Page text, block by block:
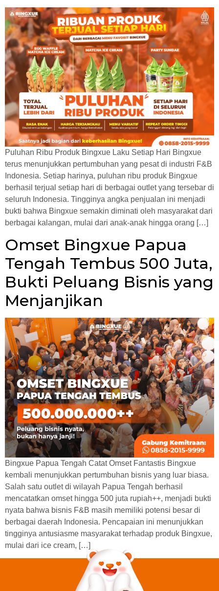
Puluhan Ribu Produk Bingxue Laku Setiap Hari Bingxue
terus menunjukkan pertumbuhan yang pesat di industri F&B
Indonesia. Setiap harinya, puluhan ribu produk Bingxue
berhasil terjual setiap hari di berbagai outlet yang tersebar di
seluruh Indonesia. Tingginya angka penjualan ini menjadi
bukti bahwa Bingxue semakin diminati oleh masyarakat dari
berbagai kalangan, mulai dari anak-anak hingga orang […]
Omset Bingxue Papua
Tengah Tembus 500 Juta,
Bukti Peluang Bisnis yang
Menjanjikan
Bingxue Papua Tengah Catat Omset Fantastis Bingxue
kembali menunjukkan pertumbuhan bisnis yang luar biasa.
Salah satu outlet di wilayah Papua Tengah berhasil
mencatatkan omset hingga 500 juta rupiah++, menjadi bukti
nyata bahwa bisnis F&B masih memiliki potensi besar di
berbagai daerah Indonesia. Pencapaian ini menunjukkan
tingginya antusiasme masyarakat terhadap produk Bingxue,
mulai dari ice cream, […]